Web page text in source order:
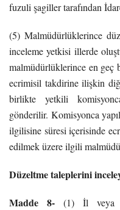
fuzuli şagiller tarafından
(5) Malmüdürlüklerince
inceleme yetkisi illerde
malmüdürlüklerince en geç
ecrimisil takdirine ilişkin
birlikte yetkili
gönderilir. Komisyonca
ilgilisine süresi içerisinde
edilmek üzere ilgili
Düzeltme taleplerini
Madde 8-(1) İl veya